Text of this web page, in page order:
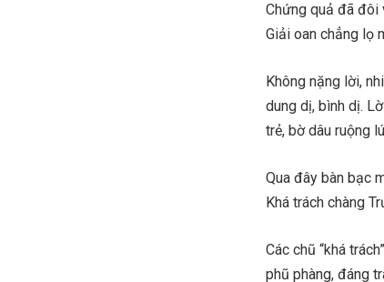
Chứng quả đã đôi
Giải oan chẳng lọ
Không nặng lời,
dung dị, bình dị.
trẻ, bờ dâu ruộng
Qua đây bàn bạc
Khá trách chàng
Các chũ “khá
phũ phàng, đáng